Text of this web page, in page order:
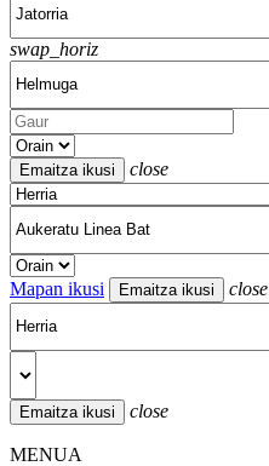
swap_horiz
close
Mapan ikusi close
close
MENUA